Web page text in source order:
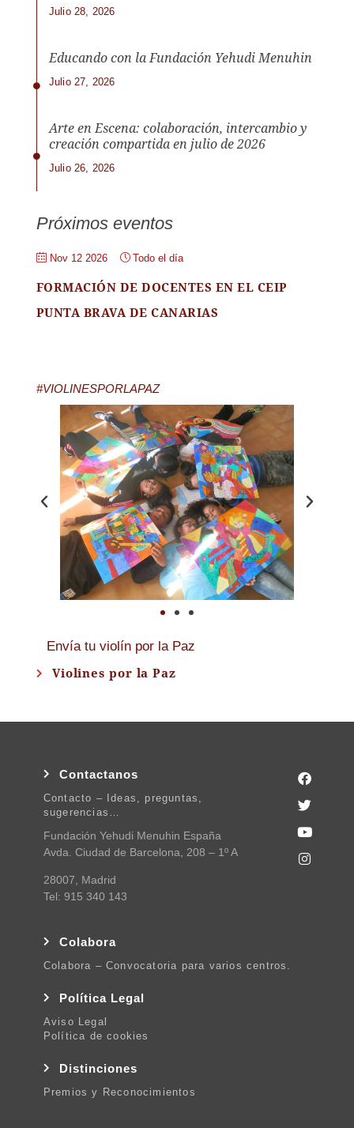
Julio 28, 2026
Educando con la Fundación Yehudi Menuhin
Julio 27, 2026
Arte en Escena: colaboración, intercambio y
creación compartida en julio de 2026
Julio 26, 2026
Próximos eventos
Nov 12 2026 Todo el día
FORMACIÓN DE DOCENTES EN EL CEIP
PUNTA BRAVA DE CANARIAS
#VIOLINESPORLAPAZ
Envía tu violín por la Paz
Violines por la Paz
Contactanos
Contacto – Ideas, preguntas,
sugerencias…
Fundación Yehudi Menuhin España
Avda. Ciudad de Barcelona, 208 – 1º A
28007, Madrid
Tel: 915 340 143
Colabora
Colabora – Convocatoria para varios centros.
Política Legal
Aviso Legal
Política de cookies
Distinciones
Premios y Reconocimientos